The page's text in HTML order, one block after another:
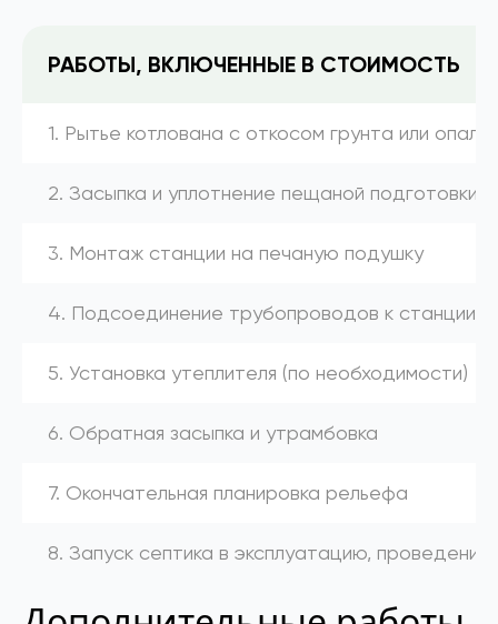
РАБОТЫ, ВКЛЮЧЕННЫЕ В СТОИМОСТЬ
1. Рытье котлована с откосом грунта или
2. Засыпка и уплотнение пещаной подготовки
3. Монтаж станции на печаную подушку
4. Подсоединение трубопроводов к станции
5. Установка утеплителя (по необходимости)
6. Обратная засыпка и утрамбовка
7. Окончательная планировка рельефа
8. Запуск септика в эксплуатацию,